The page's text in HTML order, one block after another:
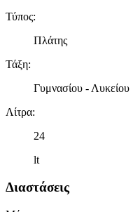
Τύπος:
Πλάτης
Τάξη:
Γυμνασίου - Λυκείου
Λίτρα:
24
lt
Διαστάσεις